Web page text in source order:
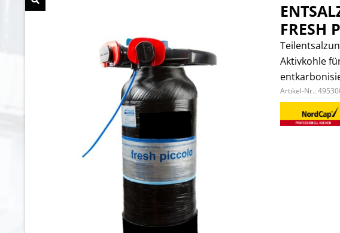
FRESH
Aktivkohle
Artikel-Nr.: